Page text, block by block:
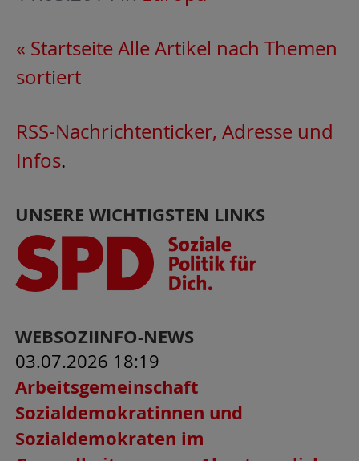
« StartseiteAlle Artikel nach Themen
sortiert
RSS-Nachrichtenticker, Adresse und
Infos.
UNSERE WICHTIGSTEN LINKS
WEBSOZIINFO-NEWS
03.07.2026 18:19
Arbeitsgemeinschaft
Sozialdemokratinnen und
Sozialdemokraten im